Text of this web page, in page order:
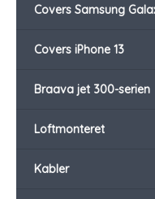
Covers Samsung
Covers iPhone 13
Braava jet 300-serien
Loftmonteret
Kabler